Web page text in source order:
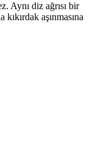
Aynı diz ağrısı bir
aşınmasına